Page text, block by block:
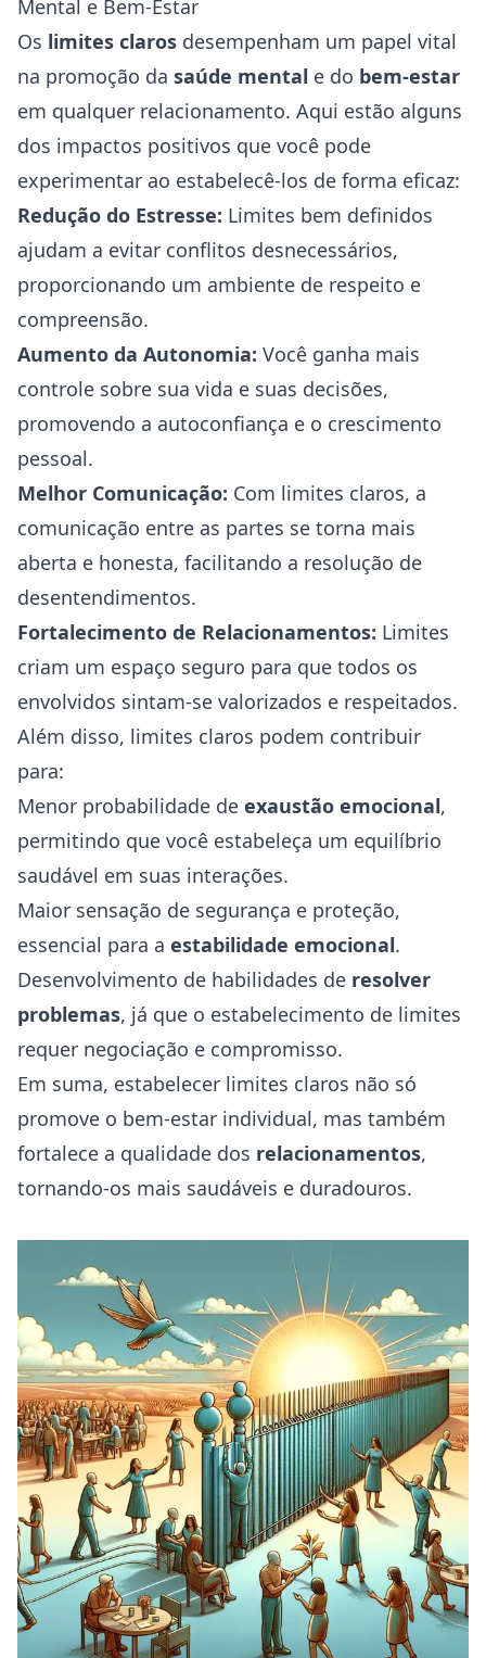
Mental e Bem-Estar
Os limites claros desempenham um papel vital
na promoção da saúde mental e do bem-estar
em qualquer relacionamento. Aqui estão alguns
dos impactos positivos que você pode
experimentar ao estabelecê-los de forma eficaz:
Redução do Estresse: Limites bem definidos
ajudam a evitar conflitos desnecessários,
proporcionando um ambiente de respeito e
compreensão.
Aumento da Autonomia: Você ganha mais
controle sobre sua vida e suas decisões,
promovendo a autoconfiança e o crescimento
pessoal.
Melhor Comunicação: Com limites claros, a
comunicação entre as partes se torna mais
aberta e honesta, facilitando a resolução de
desentendimentos.
Fortalecimento de Relacionamentos: Limites
criam um espaço seguro para que todos os
envolvidos sintam-se valorizados e respeitados.
Além disso, limites claros podem contribuir
para:
Menor probabilidade de exaustão emocional,
permitindo que você estabeleça um equilíbrio
saudável em suas interações.
Maior sensação de segurança e proteção,
essencial para a estabilidade emocional.
Desenvolvimento de habilidades de resolver
problemas, já que o estabelecimento de limites
requer negociação e compromisso.
Em suma, estabelecer limites claros não só
promove o bem-estar individual, mas também
fortalece a qualidade dos relacionamentos,
tornando-os mais saudáveis e duradouros.